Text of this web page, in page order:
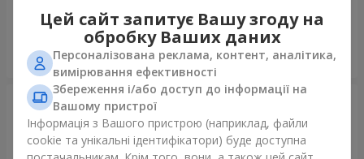
1 999 грн
Замовити
3 545 грн
Замовити
Цей сайт запитує Вашу згоду на
обробку Ваших даних
Персоналізована реклама, контент, аналітика,
вимірювання ефективності
Збереження і/або доступ до інформації на
Вашому пристрої
Інформація з Вашого пристрою (наприклад, файли
cookie та унікальні ідентифікатори) буде доступна